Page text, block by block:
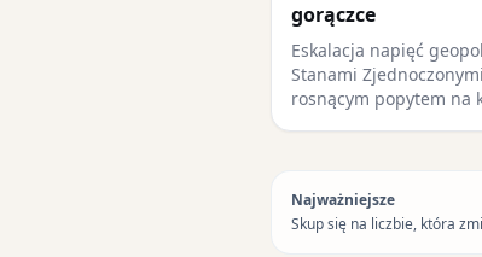
gorączce
Eskalacja napięć
Stanami
rosnącym popytem na
Najważniejsze
Skup się na liczbie, która